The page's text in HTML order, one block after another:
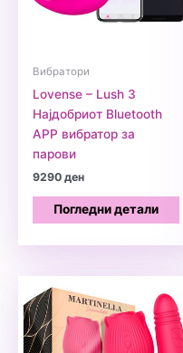
Вибратори
Lovense – Lush 3
Најдобриот Bluetooth
APP вибратор за
парови
9290ден
Погледни детали